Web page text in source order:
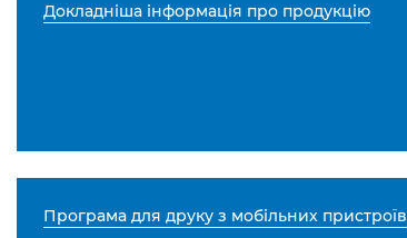
Докладніша інформація про продукцію
Програма для друку з мобільних пристроїв